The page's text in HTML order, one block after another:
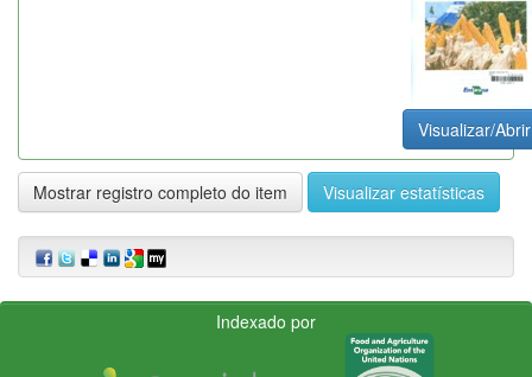
Visualizar/Abrir
Mostrar registro completo do item Visualizar estatísticas
Indexado por